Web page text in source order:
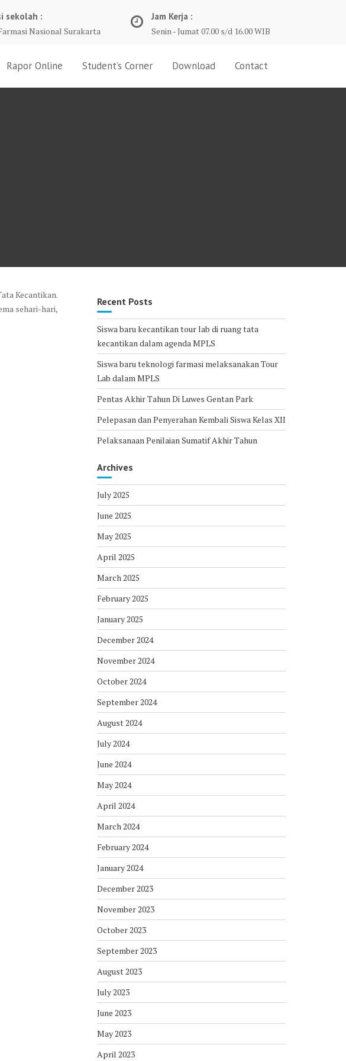
sekolah :
Nasional Surakarta
Jam Kerja :
Senin - Jumat 07.00 s/d 16.00 WIB
Rapor Online Student’s Corner Download Contact
Kecantikan.
sehari-hari,
Recent Posts
Siswa baru kecantikan tour lab di ruang tata
kecantikan dalam agenda MPLS
Siswa baru teknologi farmasi melaksanakan Tour
Lab dalam MPLS
Pentas Akhir Tahun Di Luwes Gentan Park
Pelepasan dan Penyerahan Kembali Siswa Kelas XII
Pelaksanaan Penilaian Sumatif Akhir Tahun
Archives
July 2025
June 2025
May 2025
April 2025
March 2025
February 2025
January 2025
December 2024
November 2024
October 2024
September 2024
August 2024
July 2024
June 2024
May 2024
April 2024
March 2024
February 2024
January 2024
December 2023
November 2023
October 2023
September 2023
August 2023
July 2023
June 2023
May 2023
April 2023